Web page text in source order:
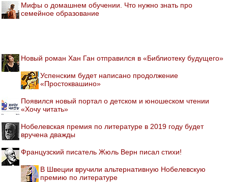
Мифы о домашнем обучении. Что нужно знать про
семейное образование
Новый роман Хан Ган отправился в «Библиотеку будущего»
Успенским будет написано продолжение
«Простоквашино»
Появился новый портал о детском и юношеском чтении
«Хочу читать»
Нобелевская премия по литературе в 2019 году будет
вручена дважды
Французский писатель Жюль Верн писал стихи!
В Швеции вручили альтернативную Нобелевскую
премию по литературе